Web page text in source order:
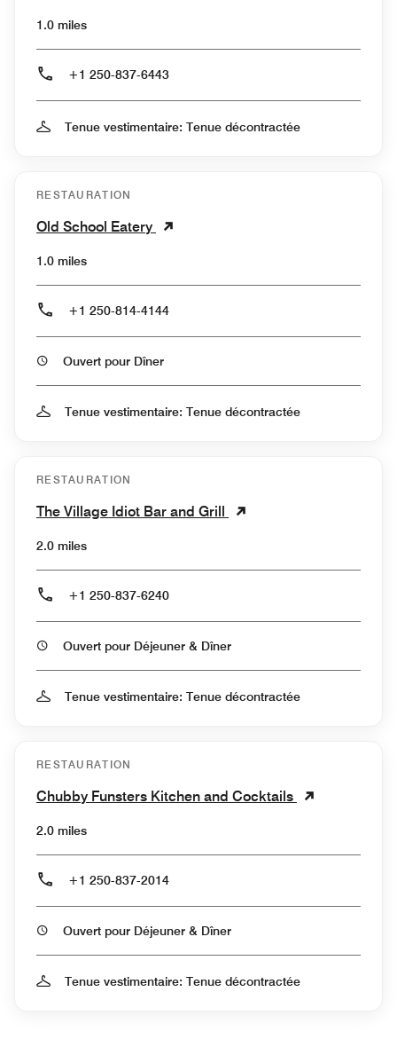
1.0 miles
+1 250-837-6443
Tenue vestimentaire: Tenue décontractée
RESTAURATION
Old School Eatery
1.0 miles
+1 250-814-4144
Ouvert pour Dîner
Tenue vestimentaire: Tenue décontractée
RESTAURATION
The Village Idiot Bar and Grill
2.0 miles
+1 250-837-6240
Ouvert pour Déjeuner & Dîner
Tenue vestimentaire: Tenue décontractée
RESTAURATION
Chubby Funsters Kitchen and Cocktails
2.0 miles
+1 250-837-2014
Ouvert pour Déjeuner & Dîner
Tenue vestimentaire: Tenue décontractée